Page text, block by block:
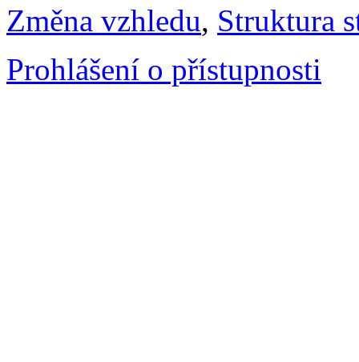
Změna vzhledu, Struktura
Prohlášení o přístupnosti